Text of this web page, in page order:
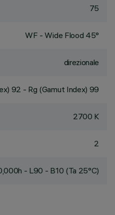
75
WF - Wide Flood 45°
direzionale
92 - Rg (Gamut Index) 99
2700 K
2
- L90 - B10 (Ta 25°C)